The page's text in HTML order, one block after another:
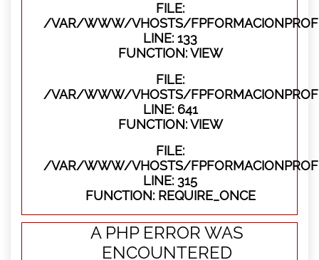
FILE:
/VAR/WWW/VHOSTS/
LINE: 133
FUNCTION: VIEW
FILE:
/VAR/WWW/VHOSTS/
LINE: 641
FUNCTION: VIEW
FILE:
/VAR/WWW/VHOSTS/
LINE: 315
FUNCTION: REQUIRE_ONCE
A PHP ERROR WAS
ENCOUNTERED